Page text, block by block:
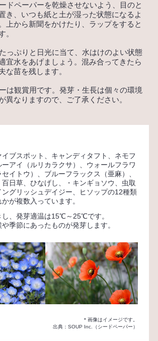
ドペーパーを乾燥させないよう、目のと
き、いつも紙と土が湿った状態になるよ
上から新聞をかけたり、ラップをすると
。
っぷりと日光に当て、水はけのよい状態
宜水をあげましょう。混み合ってきたら
な苗を残します。
は観賞用です。発芽・生長は個々の環境
異なりますので、ご了承ください。
ブスポット、キャンディタフト、ネモフ
ーアイ（ルリカラクサ）、ウォールフラワ
イトウ）、ブルーフラックス（亜麻）、
百日草、ひなげし、・キンギョソウ、虫取
ングリッシュデイジー、ヒソップの12種類
が複数入っています。
し、発芽適温は15℃～25℃です。
季節にあったものが発芽します。
＊画像はイメージです。
出典：SOUP Inc.（シードペーパー）